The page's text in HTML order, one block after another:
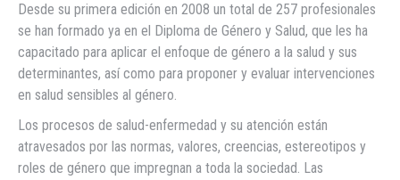
Desde su primera edición en 2008 un total de 257 profesionales
se han formado ya en el Diploma de Género y Salud, que les ha
capacitado para aplicar el enfoque de género a la salud y sus
determinantes, así como para proponer y evaluar intervenciones
en salud sensibles al género.
Los procesos de salud-enfermedad y su atención están
atravesados por las normas, valores, creencias, estereotipos y
roles de género que impregnan a toda la sociedad. Las